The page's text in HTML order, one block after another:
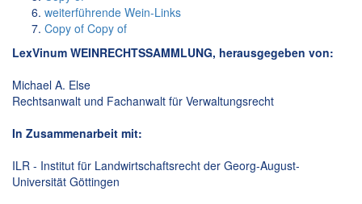
weiterführende Wein-Links
Copy of Copy of
LexVinum WEINRECHTSSAMMLUNG, herausgegeben von:
Michael A. Else
Rechtsanwalt und Fachanwalt für Verwaltungsrecht
In Zusammenarbeit mit:
ILR - Institut für Landwirtschaftsrecht der Georg-August-
Universität Göttingen